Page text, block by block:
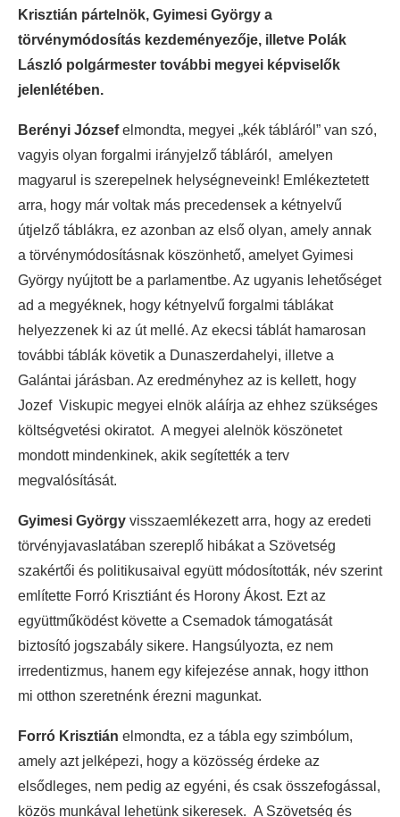
Krisztián pártelnök, Gyimesi György a
törvénymódosítás kezdeményezője, illetve Polák
László polgármester további megyei képviselők
jelenlétében.
Berényi Józsefelmondta, megyei „kék tábláról” van szó,
vagyis olyan forgalmi irányjelző tábláról, amelyen
magyarul is szerepelnek helységneveink! Emlékeztetett
arra, hogy már voltak más precedensek a kétnyelvű
útjelző táblákra, ez azonban az első olyan, amely annak
a törvénymódosításnak köszönhető, amelyet Gyimesi
György nyújtott be a parlamentbe. Az ugyanis lehetőséget
ad a megyéknek, hogy kétnyelvű forgalmi táblákat
helyezzenek ki az út mellé. Az ekecsi táblát hamarosan
további táblák követik a Dunaszerdahelyi, illetve a
Galántai járásban. Az eredményhez az is kellett, hogy
Jozef Viskupic megyei elnök aláírja az ehhez szükséges
költségvetési okiratot. A megyei alelnök köszönetet
mondott mindenkinek, akik segítették a terv
megvalósítását.
Gyimesi György visszaemlékezett arra, hogy az eredeti
törvényjavaslatában szereplő hibákat a Szövetség
szakértői és politikusaival együtt módosították, név szerint
említette Forró Krisztiánt és Horony Ákost. Ezt az
együttműködést követte a Csemadok támogatását
biztosító jogszabály sikere. Hangsúlyozta, ez nem
irredentizmus, hanem egy kifejezése annak, hogy itthon
mi otthon szeretnénk érezni magunkat.
Forró Krisztián elmondta, ez a tábla egy szimbólum,
amely azt jelképezi, hogy a közösség érdeke az
elsődleges, nem pedig az egyéni, és csak összefogással,
közös munkával lehetünk sikeresek. A Szövetség és